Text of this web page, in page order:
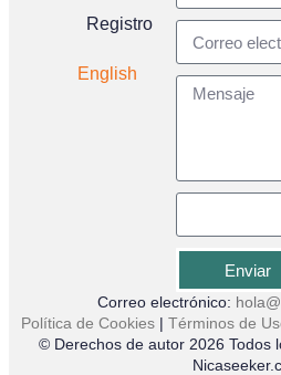
Registro
English
Enviar
Correo electrónico:
Política de Cookies | Términos de
© Derechos de autor 2026 Todos